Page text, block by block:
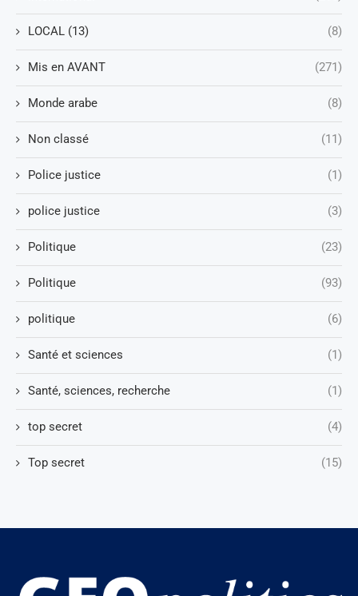
LOCAL (13) (8)
Mis en AVANT (271)
Monde arabe (8)
Non classé (11)
Police justice (1)
police justice (3)
Politique (23)
Politique (93)
politique (6)
Santé et sciences (1)
Santé, sciences, recherche (1)
top secret (4)
Top secret (15)